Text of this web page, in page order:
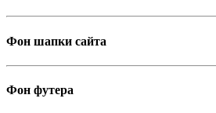
Фон шапки сайта
Фон футера